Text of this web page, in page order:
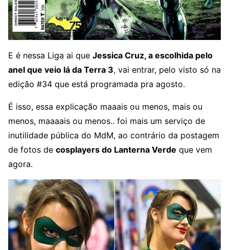
E é nessa Liga ai que Jessica Cruz, a escolhida pelo
anel que veio lá da Terra 3, vai entrar, pelo visto só na
edição #34 que está programada pra agosto.
É isso, essa explicação maaais ou menos, mais ou
menos, maaaais ou menos.. foi mais um serviço de
inutilidade pública do MdM, ao contrário da postagem
de fotos de cosplayers do Lanterna Verde que vem
agora.